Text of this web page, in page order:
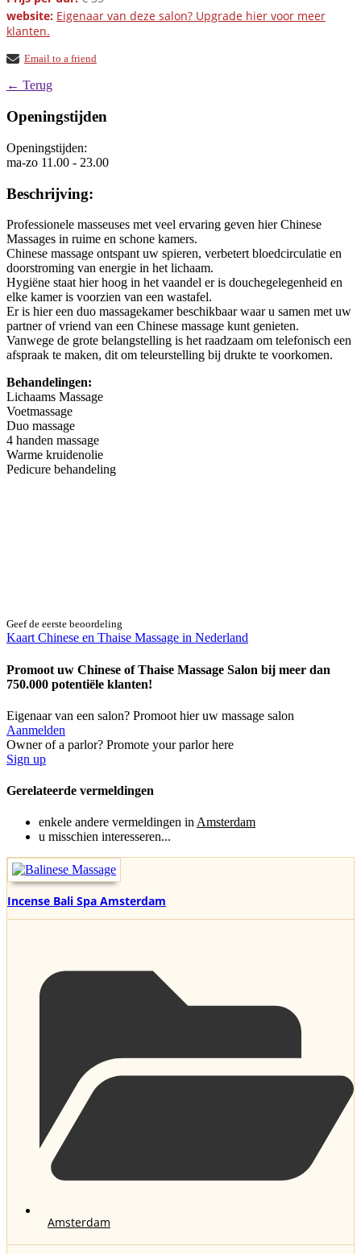
website: Eigenaar van deze salon? Upgrade hier voor meer
klanten.
Email to a friend
← Terug
Openingstijden
Openingstijden:
ma-zo 11.00 - 23.00
Beschrijving:
Professionele masseuses met veel ervaring geven hier Chinese
Massages in ruime en schone kamers.
Chinese massage ontspant uw spieren, verbetert bloedcirculatie en
doorstroming van energie in het lichaam.
Hygiëne staat hier hoog in het vaandel er is douchegelegenheid en
elke kamer is voorzien van een wastafel.
Er is hier een duo massagekamer beschikbaar waar u samen met uw
partner of vriend van een Chinese massage kunt genieten.
Vanwege de grote belangstelling is het raadzaam om telefonisch een
afspraak te maken, dit om teleurstelling bij drukte te voorkomen.
Behandelingen:
Lichaams Massage
Voetmassage
Duo massage
4 handen massage
Warme kruidenolie
Pedicure behandeling
Geef de eerste beoordeling
Kaart Chinese en Thaise Massage in Nederland
Promoot uw Chinese of Thaise Massage Salon bij meer dan
750.000 potentiële klanten!
Eigenaar van een salon? Promoot hier uw massage salon
Aanmelden
Owner of a parlor? Promote your parlor here
Sign up
Gerelateerde vermeldingen
enkele andere vermeldingen in Amsterdam
u misschien interesseren...
Incense Bali Spa Amsterdam
Amsterdam